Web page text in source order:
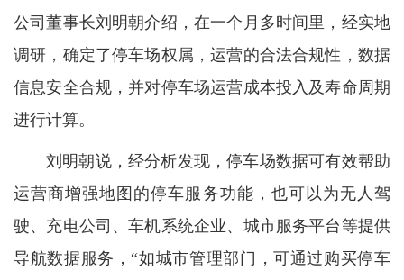
公司董事长刘明朝介绍，在一个月多时间里，经实地
调研，确定了停车场权属，运营的合法合规性，数据
信息安全合规，并对停车场运营成本投入及寿命周期
进行计算。
刘明朝说，经分析发现，停车场数据可有效帮助
运营商增强地图的停车服务功能，也可以为无人驾
驶、充电公司、车机系统企业、城市服务平台等提供
导航数据服务，“如城市管理部门，可通过购买停车